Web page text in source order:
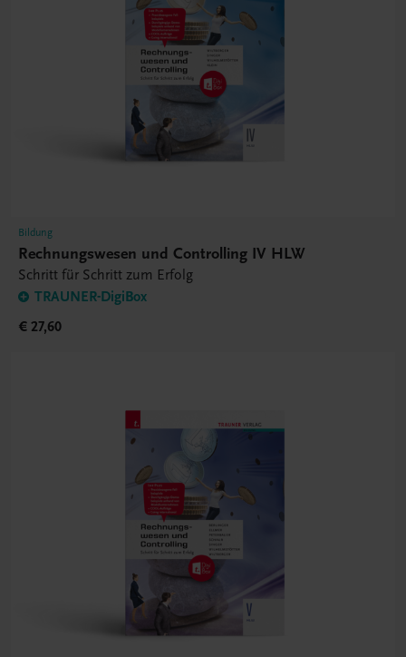
Bildung
Rechnungswesen und Controlling IV HLW
Schritt für Schritt zum Erfolg
TRAUNER-DigiBox
€ 27,60